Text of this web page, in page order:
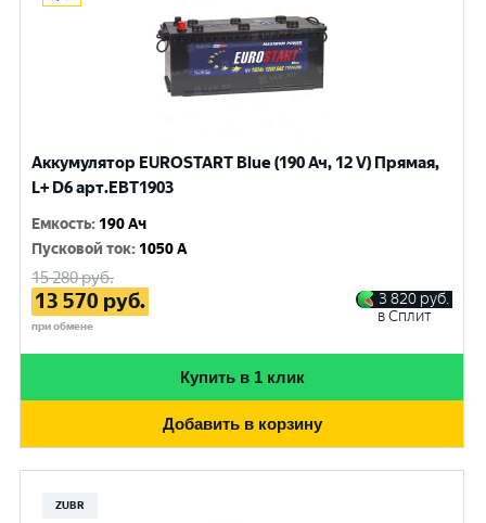
Аккумулятор EUROSTART Blue (190 Ач, 12 V) Прямая,
L+ D6 арт.EBT1903
Емкость: 190 Ач
Пусковой ток: 1050 A
15 280руб.
13 570 руб.
при обмене
3 820 руб.
в Сплит
Купить в 1 клик
Добавить в корзину
ZUBR